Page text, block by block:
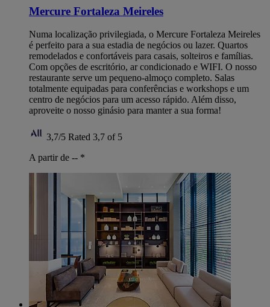
Mercure Fortaleza Meireles
Numa localização privilegiada, o Mercure Fortaleza Meireles
é perfeito para a sua estadia de negócios ou lazer. Quartos
remodelados e confortáveis para casais, solteiros e famílias.
Com opções de escritório, ar condicionado e WIFI. O nosso
restaurante serve um pequeno-almoço completo. Salas
totalmente equipadas para conferências e workshops e um
centro de negócios para um acesso rápido. Além disso,
aproveite o nosso ginásio para manter a sua forma!
3,7/5 Rated 3,7 of 5
A partir de -- *